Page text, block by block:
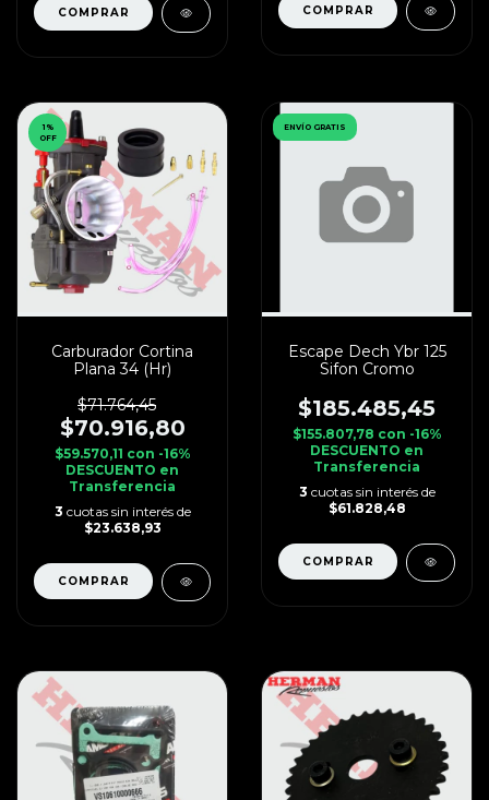
1 %
OFF
Carburador Cortina
Plana 34 (Hr)
$71.764,45
$70.916,80
$59.570,11 con -16%
DESCUENTO en
Transferencia
3 cuotas sin interés de
$23.638,93
ENVÍO GRATIS
Escape Dech Ybr 125
Sifon Cromo
$185.485,45
$155.807,78 con -16%
DESCUENTO en
Transferencia
3 cuotas sin interés de
$61.828,48